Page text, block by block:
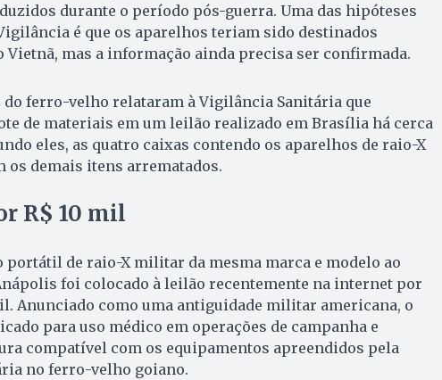
durante o período pós-guerra. Uma das hipóteses
é que os aparelhos teriam sido destinados
mas a informação ainda precisa ser confirmada.
ferro-velho relataram à Vigilância Sanitária que
de materiais em um leilão realizado em Brasília há cerca
eles, as quatro caixas contendo os aparelhos de raio-X
os demais itens arrematados.
R$ 10 mil
portátil de raio-X militar da mesma marca e modelo ao
foi colocado à leilão recentemente na internet por
Anunciado como uma antiguidade militar americana, o
para uso médico em operações de campanha e
compatível com os equipamentos apreendidos pela
no ferro-velho goiano.